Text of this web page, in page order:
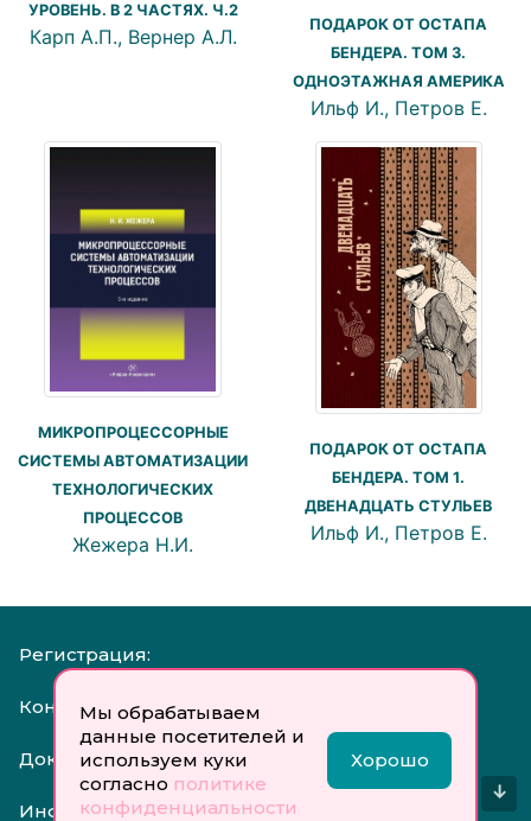
Мы обрабатываем
данные посетителей и
используем куки
согласно политике
конфиденциальности
Хорошо
УРОВЕНЬ. В 2 ЧАСТЯХ. Ч.2
Карп А.П., Вернер А.Л.
ПОДАРОК ОТ ОСТАПА
БЕНДЕРА. ТОМ 3.
ОДНОЭТАЖНАЯ АМЕРИКА
Ильф И., Петров Е.
МИКРОПРОЦЕССОРНЫЕ
СИСТЕМЫ АВТОМАТИЗАЦИИ
ТЕХНОЛОГИЧЕСКИХ
ПРОЦЕССОВ
Жежера Н.И.
ПОДАРОК ОТ ОСТАПА
БЕНДЕРА. ТОМ 1.
ДВЕНАДЦАТЬ СТУЛЬЕВ
Ильф И., Петров Е.
Регистрация:
Контакты:
Документы:
Инфо:
↓